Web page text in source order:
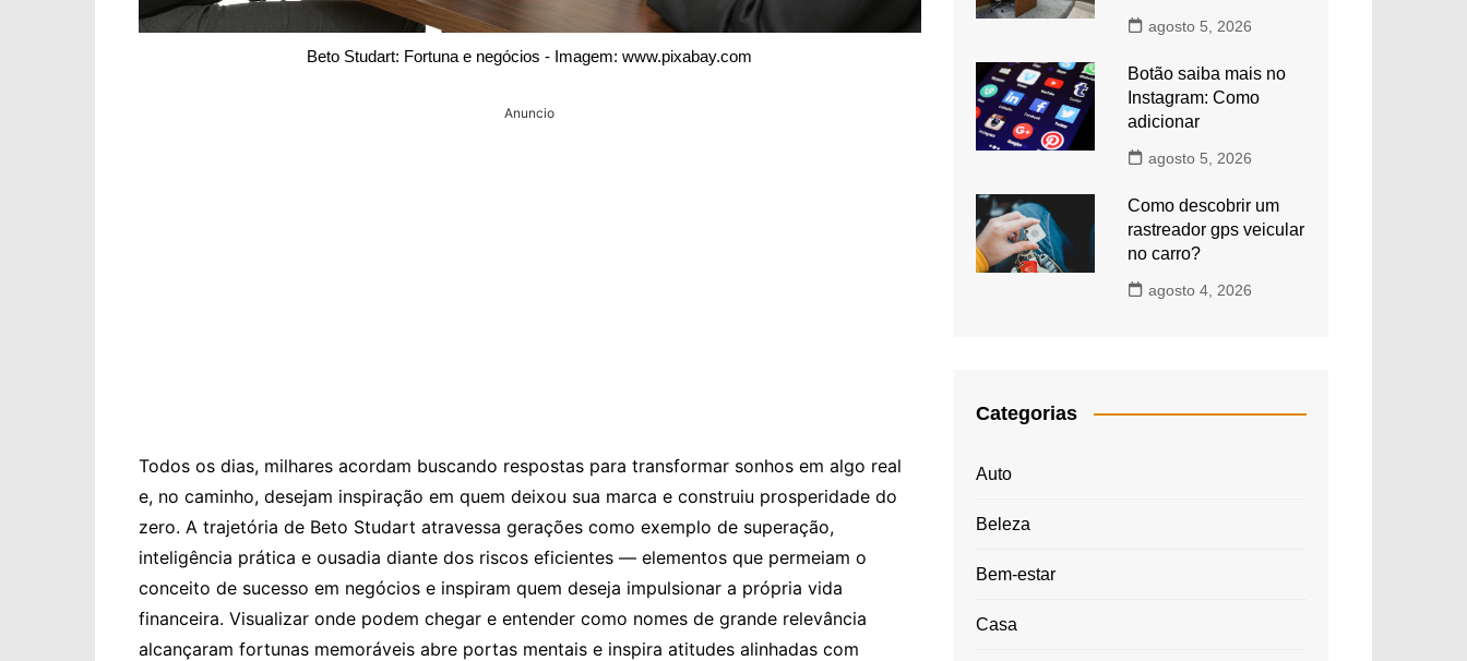
Beto Studart: Fortuna e negócios - Imagem: www.pixabay.com
Anuncio
Todos os dias, milhares acordam buscando respostas para transformar sonhos em algo real
e, no caminho, desejam inspiração em quem deixou sua marca e construiu prosperidade do
zero. A trajetória de Beto Studart atravessa gerações como exemplo de superação,
inteligência prática e ousadia diante dos riscos eficientes — elementos que permeiam o
conceito de sucesso em negócios e inspiram quem deseja impulsionar a própria vida
financeira. Visualizar onde podem chegar e entender como nomes de grande relevância
alcançaram fortunas memoráveis abre portas mentais e inspira atitudes alinhadas com
agosto 5, 2026
Botão saiba mais no
Instagram: Como
adicionar
agosto 5, 2026
Como descobrir um
rastreador gps veicular
no carro?
agosto 4, 2026
Categorias
Auto
Beleza
Bem-estar
Casa